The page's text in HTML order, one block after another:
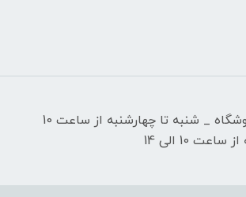
ساعات کاری فروشگاه _ شنبه تا چهارشنبه از ساعت 10